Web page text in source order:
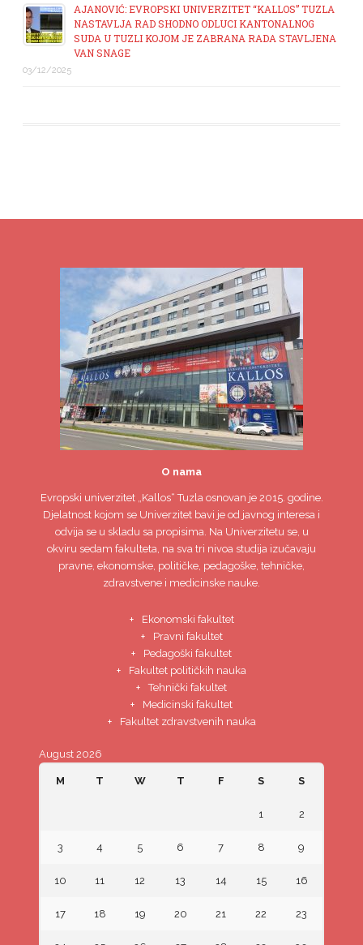
AJANOVIĆ: EVROPSKI UNIVERZITET “KALLOS” TUZLA
NASTAVLJA RAD SHODNO ODLUCI KANTONALNOG
SUDA U TUZLI KOJOM JE ZABRANA RADA STAVLJENA
VAN SNAGE
03/12/2025
O nama
Evropski univerzitet„Kallos“ Tuzla osnovan je 2015. godine.
Djelatnost kojom se Univerzitet bavi je od javnog interesa i
odvija se u skladu sa propisima. Na Univerzitetu se, u
okviru sedam fakulteta, na sva tri nivoa studija izučavaju
pravne, ekonomske, političke, pedagoške, tehničke,
zdravstvene i medicinske nauke.
Ekonomski fakultet
Pravni fakultet
Pedagoški fakultet
Fakultet političkih nauka
Tehnički fakultet
Medicinski fakultet
Fakultet zdravstvenih nauka
August 2026
M T W T F S S
1 2
3 4 5 6 7 8 9
10 11 12 13 14 15 16
17 18 19 20 21 22 23